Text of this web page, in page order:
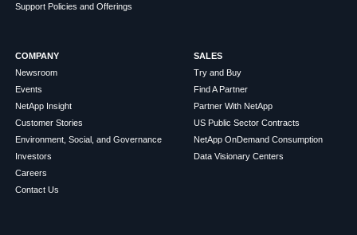
Support Policies and Offerings
COMPANY
Newsroom
Events
NetApp Insight
Customer Stories
Environment, Social, and Governance
Investors
Careers
Contact Us
SALES
Try and Buy
Find A Partner
Partner With NetApp
US Public Sector Contracts
NetApp OnDemand Consumption
Data Visionary Centers